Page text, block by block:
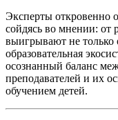
Эксперты откровенно
сойдясь во мнении: от
выигрывают не только
образовательная
осознанный баланс
преподавателей и их
обучением детей.